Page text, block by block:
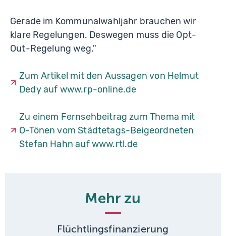
Gerade im Kommunalwahljahr brauchen wir
klare Regelungen. Deswegen muss die Opt-
Out-Regelung weg."
Zum Artikel mit den Aussagen von Helmut
Dedy auf www.rp-online.de
Zu einem Fernsehbeitrag zum Thema mit
O-Tönen vom Städtetags-Beigeordneten
Stefan Hahn auf www.rtl.de
Mehr zu
Flüchtlingsfinanzierung